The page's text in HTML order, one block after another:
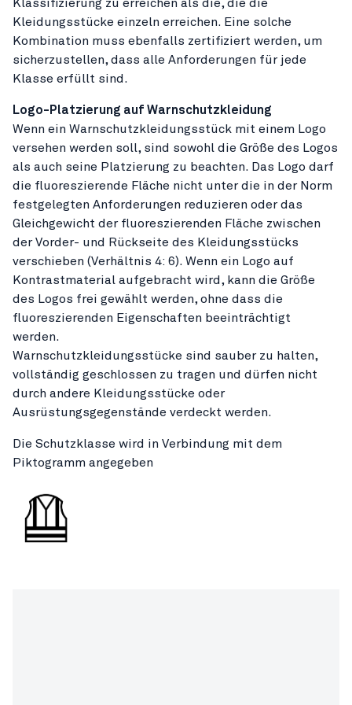
Klassifizierung zu erreichen als die, die die
Kleidungsstücke einzeln erreichen. Eine solche
Kombination muss ebenfalls zertifiziert werden, um
sicherzustellen, dass alle Anforderungen für jede
Klasse erfüllt sind.
Logo-Platzierung auf Warnschutzkleidung
Wenn ein Warnschutzkleidungsstück mit einem Logo
versehen werden soll, sind sowohl die Größe des Logos
als auch seine Platzierung zu beachten. Das Logo darf
die fluoreszierende Fläche nicht unter die in der Norm
festgelegten Anforderungen reduzieren oder das
Gleichgewicht der fluoreszierenden Fläche zwischen
der Vorder- und Rückseite des Kleidungsstücks
verschieben (Verhältnis 4: 6). Wenn ein Logo auf
Kontrastmaterial aufgebracht wird, kann die Größe
des Logos frei gewählt werden, ohne dass die
fluoreszierenden Eigenschaften beeinträchtigt
werden.
Warnschutzkleidungsstücke sind sauber zu halten,
vollständig geschlossen zu tragen und dürfen nicht
durch andere Kleidungsstücke oder
Ausrüstungsgegenstände verdeckt werden.
Die Schutzklasse wird in Verbindung mit dem
Piktogramm angegeben